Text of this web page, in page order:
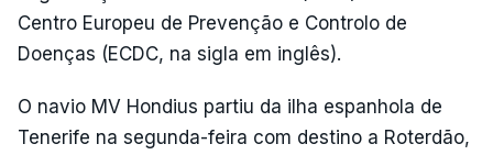
Centro Europeu de Prevenção e Controlo de
Doenças (ECDC, na sigla em inglês).
O navio MV Hondius partiu da ilha espanhola de
Tenerife na segunda-feira com destino a Roterdão,